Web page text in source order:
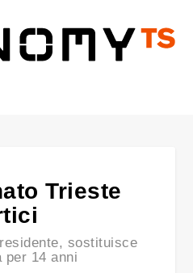
Trieste
sostituisce
per 14 anni